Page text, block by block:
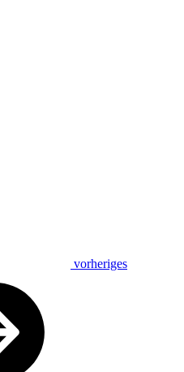
vorheriges